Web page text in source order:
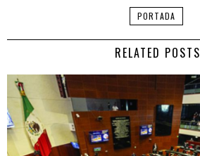
PORTADA
RELATED POSTS